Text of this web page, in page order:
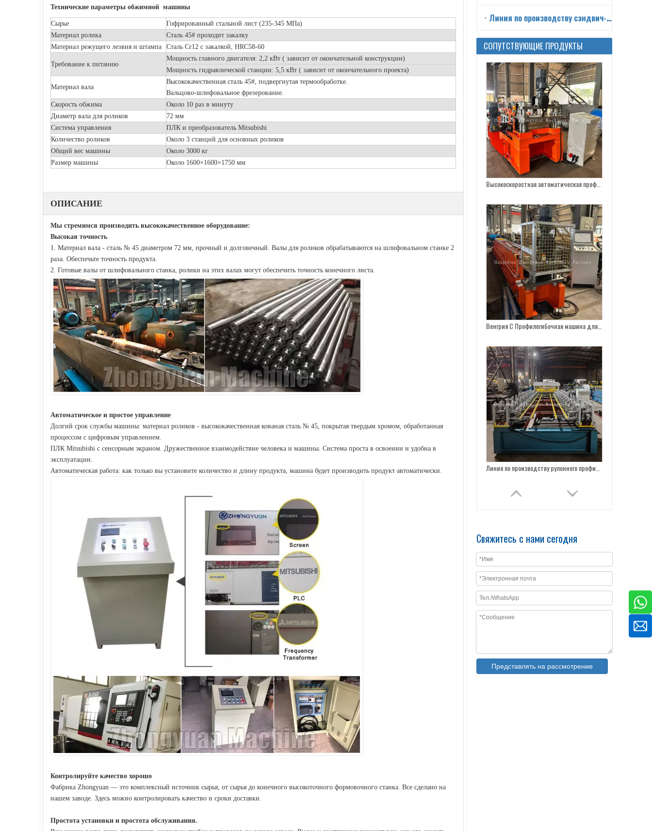
Технические параметры обжимной машины
Сырье
Гофрированный стальной лист (235-345 МПа)
Материал ролика
Сталь 45# проходит закалку
Материал режущего лезвия и штампа
Сталь Cr12 с закалкой, HRC58-60
Требование к питанию
Мощность главного двигателя: 2,2 кВт ( зависит от окончательной конструкции)
Мощность гидравлической станции: 5,5 кВт ( зависит от окончательного проекта)
Материал вала
Высококачественная сталь 45#, подвергнутая термообработке.
Вальцово-шлифовальное фрезерование.
Скорость обжима
Около 10 раз в минуту
Диаметр вала для роликов
72 мм
Система управления
ПЛК и преобразователь Mitsubishi
Количество роликов
Около 3 станций для основных роликов
Общий вес машины
Около 3000 кг
Размер машины
Около 1600×1600×1750 мм
ОПИСАНИЕ
Мы стремимся производить высококачественное оборудование:
Высокая точность
1. Материал вала - сталь № 45 диаметром 72 мм, прочный и долговечный. Валы для роликов обрабатываются на шлифовальном станке 2
раза. Обеспечьте точность продукта.
2. Готовые валы от шлифовального станка, ролики на этих валах могут обеспечить точность конечного листа.
Автоматическое и простое управление
Долгий срок службы машины: материал роликов - высококачественная кованая сталь № 45, покрытая твердым хромом, обработанная
процессом с цифровым управлением.
ПЛК Mitsubishi с сенсорным экраном. Дружественное взаимодействие человека и машины. Система проста в освоении и удобна в
эксплуатации.
Автоматическая работа: как только вы установите количество и длину продукта, машина будет производить продукт автоматически.
Контролируйте качество хорошо
Фабрика Zhongyuan — это комплексный источник сырья, от сырья до конечного высокоточного формовочного станка. Все сделано на
нашем заводе. Здесь можно контролировать качество и сроки доставки.
Простота установки и простота обслуживания.
Линия по производству сэндвич-панелей
СОПУТСТВУЮЩИЕ ПРОДУКТЫ
Линия по производству рулонного профиля PPGI толщиной 0,3–0,8 мм.
Цена на профилегибочную машину для производства рулонов для заборов из специального профиля типа C
Свяжитесь с нами сегодня
Представлять на рассмотрение